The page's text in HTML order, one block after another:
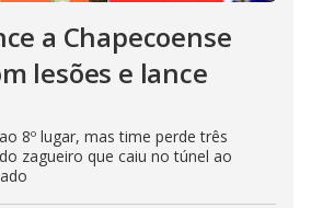
a Chapecoense
lesões e lance
8º lugar, mas time perde três
zagueiro que caiu no túnel ao